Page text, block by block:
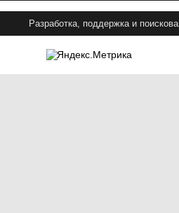
Разработка, поддержка и